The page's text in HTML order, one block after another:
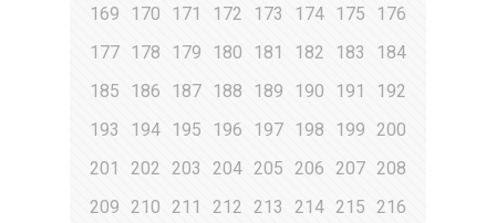
169
170 171 172 173 174 175
176
177 178 179 180 181 182 183
184
185
186 187 188 189 190 191
192
193
194 195 196 197 198 199 200
201
202 203 204 205 206 207 208
209 210 211 212 213 214 215 216